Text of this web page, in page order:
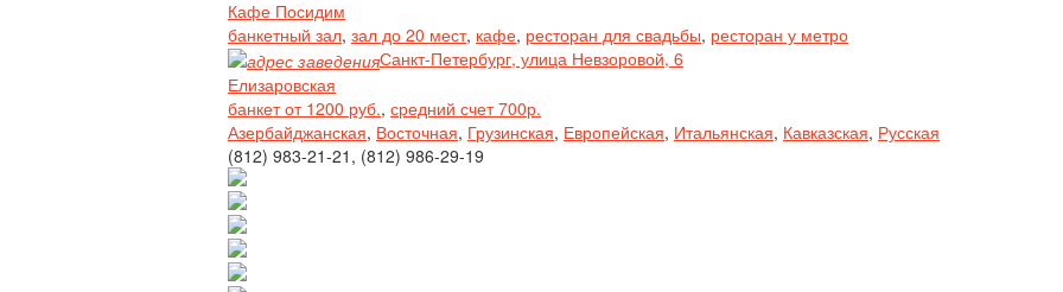
Кафе Посидим
банкетный зал, зал до 20 мест, кафе, ресторан для свадьбы, ресторан у метро
Санкт-Петербург, улица Невзоровой, 6
Елизаровская
банкет от 1200 руб., средний счет 700р.
Азербайджанская, Восточная, Грузинская, Европейская, Итальянская, Кавказская, Русская
(812) 983-21-21, (812) 986-29-19